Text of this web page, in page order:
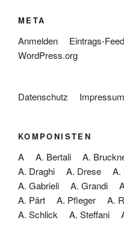
META
Anmelden Eintrags-Feed
WordPress.org
Datenschutz Impressum
KOMPONISTEN
A A. Bertali A.
A. Draghi
A. Drese A.
A. Gabrieli
A. Grandi
A. Pärt
A. Pfleger A.
A. Schlick
A. Steffani